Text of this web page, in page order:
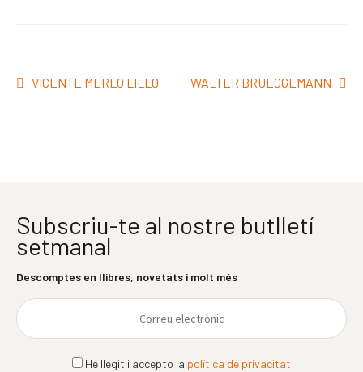
Navegació
Entrada
VICENTE MERLO LILLO
Pròxima
WALTER BRUEGGEMANN
Subscriu-te al nostre butlletí
setmanal
Descomptes en llibres, novetats i molt més
He llegit i accepto la política de privacitat